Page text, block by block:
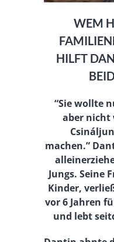
WEM
HILFT
“Sie wollte
aber nicht
machen.”
Jungs. Seine
Kinder,
vor 6 Jahren
und lebt